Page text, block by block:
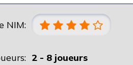
NIM:
2 - 8 joueurs